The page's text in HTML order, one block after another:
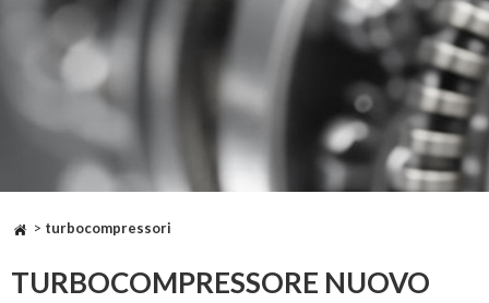
> turbocompressori
TURBOCOMPRESSORE NUOVO